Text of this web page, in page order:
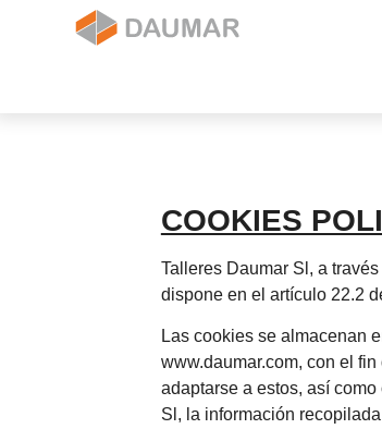
COOKIES
Talleres Daumar Sl, a
dispone en el artículo 22.2
Las cookies se almacenan
www.daumar.com, con el
adaptarse a estos, así
Sl, la información